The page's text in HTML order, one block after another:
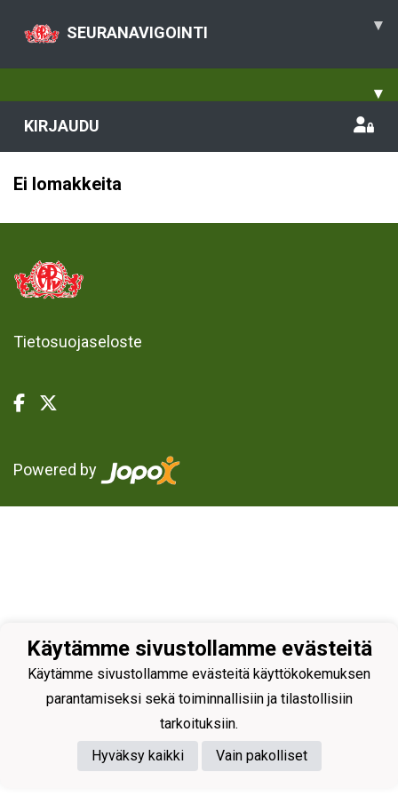
SEURANAVIGOINTI ▾
▾
KIRJAUDU
Ei lomakkeita
Tietosuojaseloste
Powered by
Käytämme sivustollamme evästeitä
Käytämme sivustollamme evästeitä käyttökokemuksen
parantamiseksi sekä toiminnallisiin ja tilastollisiin
tarkoituksiin.
Hyväksy kaikki
Vain pakolliset